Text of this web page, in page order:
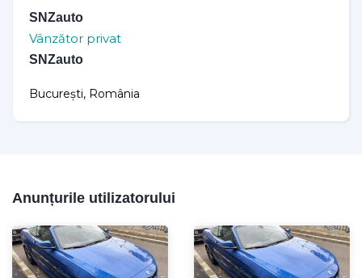
SNZauto
Vânzător privat
SNZauto
București, România
Anunțurile utilizatorului